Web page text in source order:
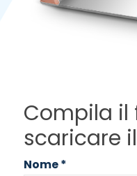
Compila il
scaricare
Nome*